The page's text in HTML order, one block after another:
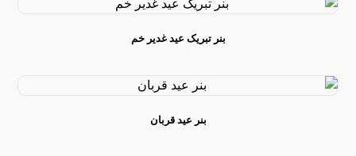
بنر تبریک عید غدیر خم
بنر عید قربان